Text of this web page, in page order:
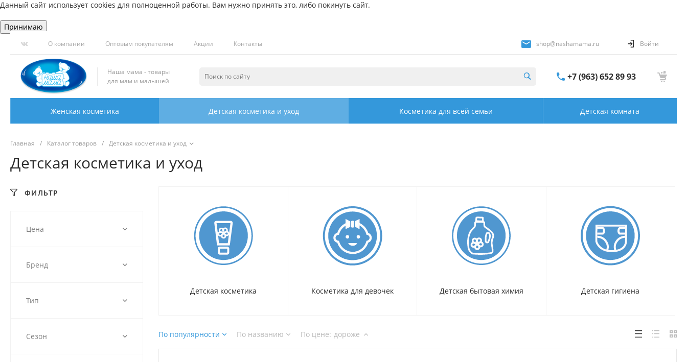
Данный сайт использует cookies для полноценной работы. Вам нужно принять это, либо покинуть сайт.
Принимаю
О компании Оптовым покупателям Акции Контакты shop@nashamama.ru Войти
Наша мама - товары
для мам и малышей
+7 (963) 652 89 93
Женская косметика Детская косметика и уход Косметика для всей семьи Детская комната
Главная / Каталог товаров / Детская косметика и уход
Детская косметика и уход
ФИЛЬТР
Цена
Бренд
Тип
Сезон
Детская косметика Косметика для девочек Детская бытовая химия Детская гигиена
По популярности По названию По цене: дороже